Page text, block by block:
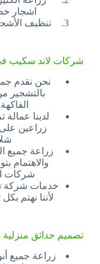
اشجار
تنظيف
شركات لاند سكيب
نحن نقدم
بالتشجير
لدينا
زراعين
زراعة جميع
والاهتمام
شركات
خدمات شركة
لأننا نهتم
تصميم حدائق منزلية
زراعة جميع